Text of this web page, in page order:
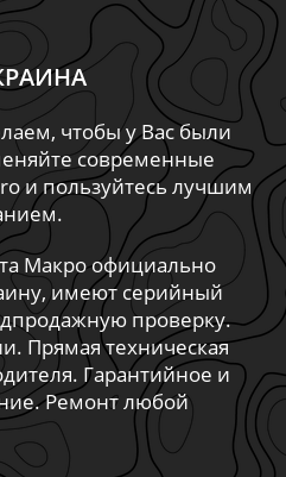
чтобы у Вас были
современные
и пользуйтесь лучшим
Макро официально
имеют серийный
проверку.
Прямая техническая
Гарантийное и
Ремонт любой